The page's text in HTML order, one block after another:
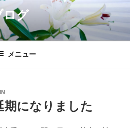
ログ
メニュー
期になりました